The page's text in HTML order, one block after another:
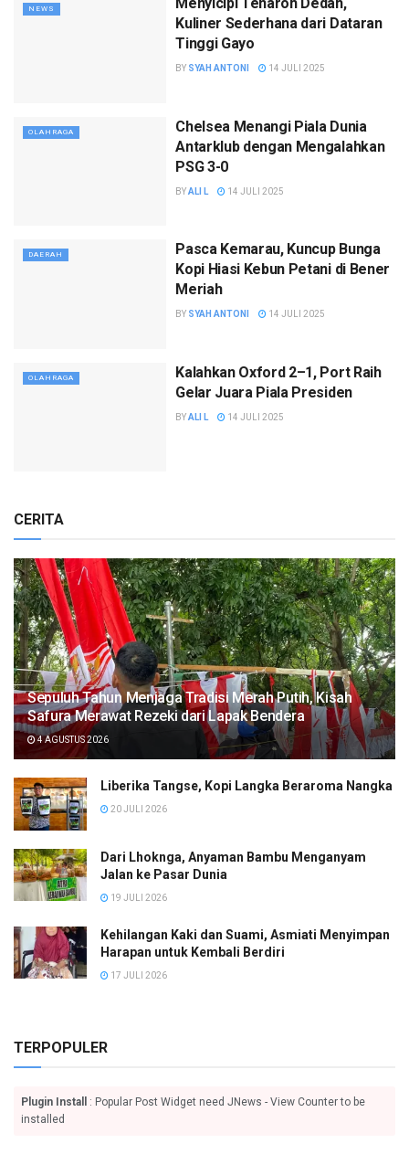
NEWS
Kuliner Sederhana dari Dataran
Tinggi Gayo
BY SYAH ANTONI 14 JULI 2025
OLAHRAGA
Chelsea Menangi Piala Dunia
Antarklub dengan Mengalahkan
PSG 3-0
BYALI L 14 JULI 2025
DAERAH
Pasca Kemarau, Kuncup Bunga
Kopi Hiasi Kebun Petani di Bener
Meriah
BY SYAH ANTONI 14 JULI 2025
OLAHRAGA
Kalahkan Oxford 2–1, Port Raih
Gelar Juara Piala Presiden
BYALI L 14 JULI 2025
CERITA
Sepuluh Tahun Menjaga Tradisi Merah Putih, Kisah
Safura Merawat Rezeki dari Lapak Bendera
4 AGUSTUS 2026
Liberika Tangse, Kopi Langka Beraroma Nangka
20 JULI 2026
Dari Lhoknga, Anyaman Bambu Menganyam
Jalan ke Pasar Dunia
19 JULI 2026
Kehilangan Kaki dan Suami, Asmiati Menyimpan
Harapan untuk Kembali Berdiri
17 JULI 2026
TERPOPULER
Plugin Install
: Popular Post Widget need JNews - View Counter to be
installed